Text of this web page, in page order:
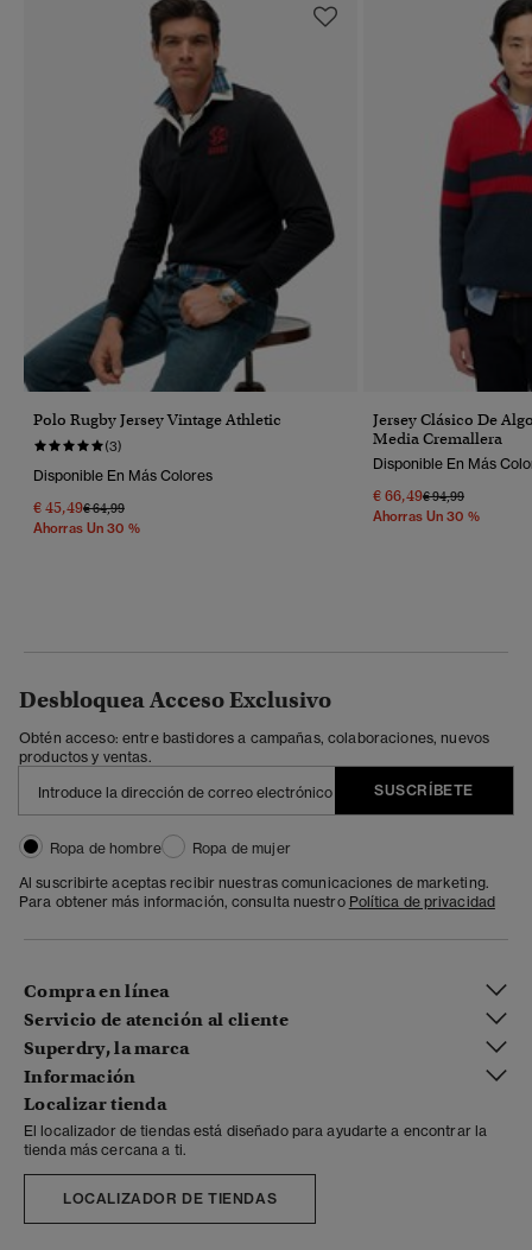
Polo Rugby Jersey Vintage Athletic
(3)
Disponible En Más Colores
€ 45,49Precio Rebajado De
€ 64,99A
Ahorras Un 30 %
Jersey Clásico De
Media Cremallera
Disponible En Más
€ 66,49Precio Rebajado
€ 94,99A
Ahorras Un 30 %
Desbloquea Acceso Exclusivo
Obtén acceso: entre bastidores a campañas, colaboraciones, nuevos
productos y ventas.
SUSCRÍBETE
Ropa de hombre
Ropa de mujer
Al suscribirte aceptas recibir nuestras comunicaciones de marketing.
Para obtener más información, consulta nuestro Política de privacidad
Compra en línea
Servicio de atención al cliente
Superdry, la marca
Información
Localizar tienda
El localizador de tiendas está diseñado para ayudarte a encontrar la
tienda más cercana a ti.
LOCALIZADOR DE TIENDAS